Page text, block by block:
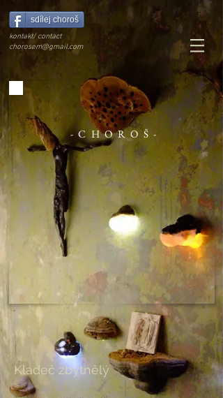
-CHOROŠ-
kontakt/ contact
chorosem@gmail.com
sdílej choroš
Kladeč zbytnělý